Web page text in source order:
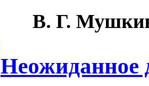
В. Г.
Неожиданное